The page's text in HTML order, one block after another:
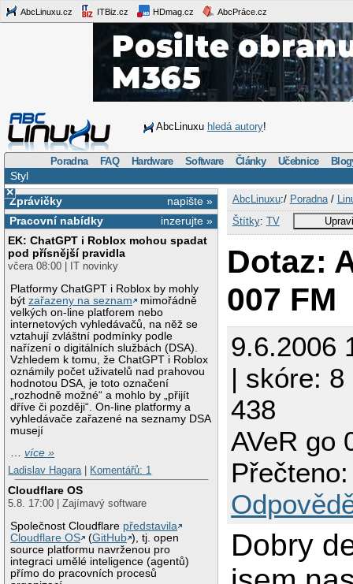
AbcLinuxu.cz ITBiz.cz HDmag.cz AbcPráce.cz
AbcLinuxu hledá autory!
Poradna FAQ Hardware Software Články Učebnice
Styl
×
napište »
Zprávičky
inzerujte »
Pracovní nabídky
EK: ChatGPT i Roblox mohou spadat
pod přísnější pravidla
včera 08:00 | IT novinky
Platformy ChatGPT i Roblox by mohly
býtzařazeny na seznam
mimořádně
velkých on-line platforem nebo
internetových vyhledávačů, na něž se
vztahují zvláštní podmínky podle
nařízení o digitálních službách (DSA).
Vzhledem k tomu, že ChatGPT i Roblox
oznámily počet uživatelů nad prahovou
hodnotou DSA, je toto označení
„rozhodně možné“ a mohlo by „přijít
dříve či později“. On-line platformy a
vyhledávače zařazené na seznamy DSA
musejí
…více »
Ladislav Hagara
Komentářů: 1
Cloudflare OS
5.8. 17:00 | Zajímavý software
Společnost Cloudflare představila
Cloudflare OS
(GitHub ), tj. open
source platformu navrženou pro
integraci umělé inteligence (agentů)
přímo do pracovních procesů
AbcLinuxu:/ Poradna/
Štítky: TV
Dotaz:
007 FM
9.6.2006
| skóre:
438
AVeR go
Dobry